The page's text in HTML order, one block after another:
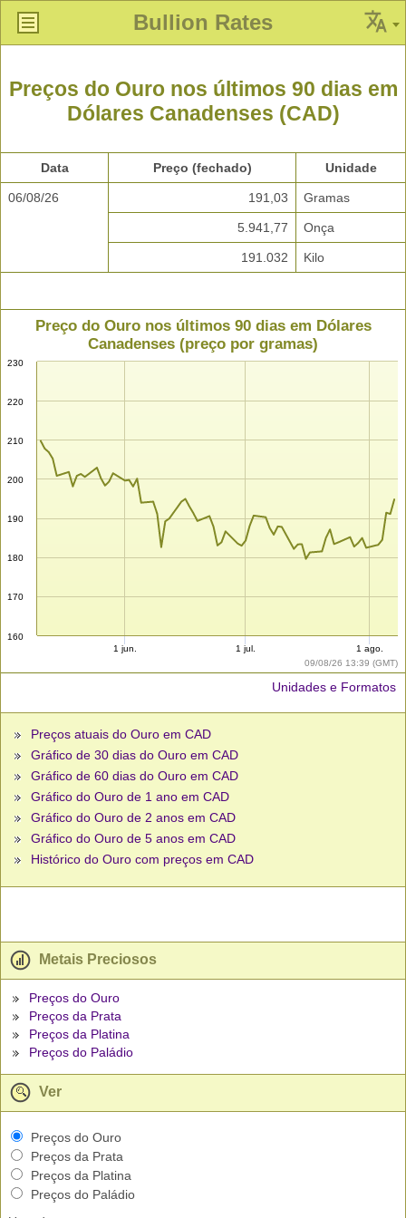
Bullion Rates
Preços do Ouro nos últimos 90 dias em
Dólares Canadenses (CAD)
Data Preço (fechado) Unidade
06/08/26 191,03 Gramas
5.941,77 Onça
191.032 Kilo
09/08/26 13:39 (GMT)
Preço do Ouro nos últimos 90 dias em Dólares
Canadenses (preço por gramas)
160
170
180
190
200
210
220
230
1 jun. 1 jul. 1 ago.
Unidades e Formatos
Preços atuais do Ouro em CAD
Gráfico de 30 dias do Ouro em CAD
Gráfico de 60 dias do Ouro em CAD
Gráfico do Ouro de 1 ano em CAD
Gráfico do Ouro de 2 anos em CAD
Gráfico do Ouro de 5 anos em CAD
Histórico do Ouro com preços em CAD
Metais Preciosos
Preços do Ouro
Preços da Prata
Preços da Platina
Preços do Paládio
Ver
Preços do Ouro
Preços da Prata
Preços da Platina
Preços do Paládio